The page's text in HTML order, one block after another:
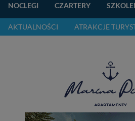
NOCLEGI CZARTERY
AKTUALNOŚCI ATRAKCJE